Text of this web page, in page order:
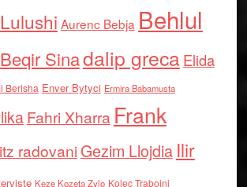
Aurenc Bebja Behlul
Beqir Sinadalip grecaElida
Berisha Enver Bytyci Ermira Babamusta
Fahri Xharra Frank
radovaniGezim Llojdia Ilir
Keze Kozeta Zylo Kolec Traboini